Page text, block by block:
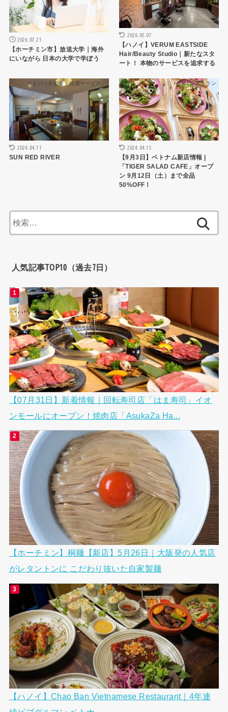
2026.07.21
【ホーチミン市】放送大学｜海外
にいながら 日本の大学で学ぼう
2026.05.07
【ハノイ】VERUM EASTSIDE
Hair/Beauty Studio｜新たなスタ
ート！ 本物のサービスを追求する
住まい（不動産・住居サービス）
2024.04.11
SUN RED RIVER
HCMCレストラン
2024.04.15
【9月3日】ベトナム新店情報 |
「TIGER SALAD CAFE」オープ
ン 9月12日（土）まで全品
50%OFF！
索:
人気記事TOP10（過去7日）
【07月31日】新着情報｜回転寿司店「はま寿司」イオ
ンモールにオープン！焼肉店「AsukaZa Ha...
【ホーチミン】桐麺【新店】5月26日｜大阪発の人気店
がレタントンに こだわり抜いた自家製麺
【ハノイ】Chao Ban Vietnamese Restaurant｜4年連